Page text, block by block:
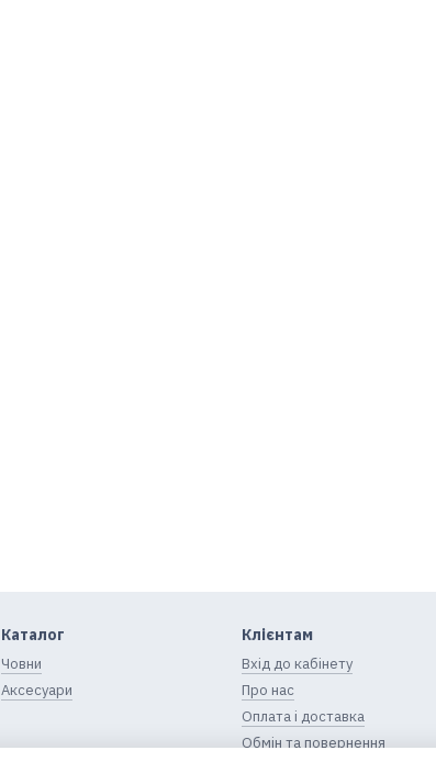
Каталог
Човни
Аксесуари
Клієнтам
Вхід до кабінету
Про нас
Оплата і доставка
Обмін та повернення